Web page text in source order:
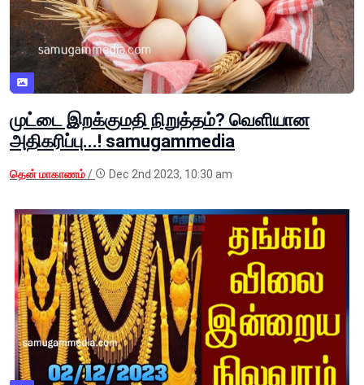
முட்டை இறக்குமதி நிறுத்தம்? வெளியான
அதிகரிப்பு...! samugammedia
தென் மாகாணம்/ Dec 2nd 2023, 10:30 am